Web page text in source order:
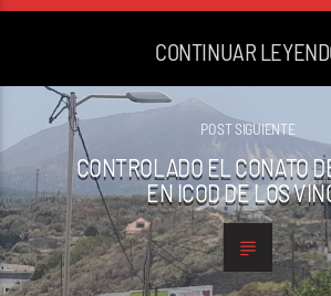
CONTINUAR
POST SIGUIENTE
CONTROLADO EL CONATO
EN ICOD DE LOS